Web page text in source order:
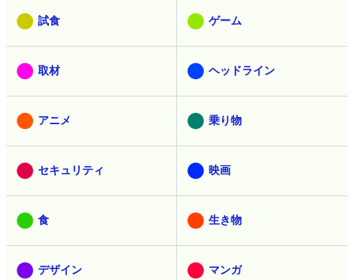
試食 ゲーム
取材 ヘッドライン
アニメ 乗り物
セキュリティ 映画
食 生き物
デザイン マンガ